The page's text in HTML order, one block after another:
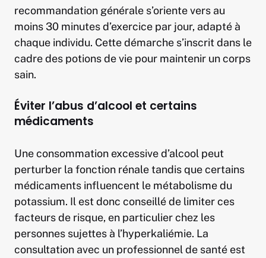
recommandation générale s’oriente vers au
moins 30 minutes d’exercice par jour, adapté à
chaque individu. Cette démarche s’inscrit dans le
cadre des potions de vie pour maintenir un corps
sain.
Éviter l’abus d’alcool et certains
médicaments
Une consommation excessive d’alcool peut
perturber la fonction rénale tandis que certains
médicaments influencent le métabolisme du
potassium. Il est donc conseillé de limiter ces
facteurs de risque, en particulier chez les
personnes sujettes à l’hyperkaliémie. La
consultation avec un professionnel de santé est